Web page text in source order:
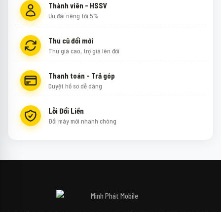
✕
Thành viên - HSSV
Ưu đãi riêng tới 5%
Thu cũ đổi mới
Thu giá cao, trợ giá lên đời
Thanh toán - Trả góp
Duyệt hồ sơ dễ dàng
Lỗi Đổi Liền
Đổi máy mới nhanh chóng